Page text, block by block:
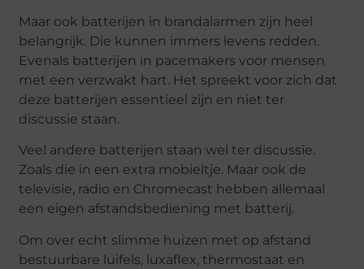
Maar ook batterijen in brandalarmen zijn heel
belangrijk. Die kunnen immers levens redden.
Evenals batterijen in pacemakers voor mensen
met een verzwakt hart. Het spreekt voor zich dat
deze batterijen essentieel zijn en niet ter
discussie staan.
Veel andere batterijen staan wel ter discussie.
Zoals die in een extra mobieltje. Maar ook de
televisie, radio en Chromecast hebben allemaal
een eigen afstandsbediening met batterij.
Om over echt slimme huizen met op afstand
bestuurbare luifels, luxaflex, thermostaat en